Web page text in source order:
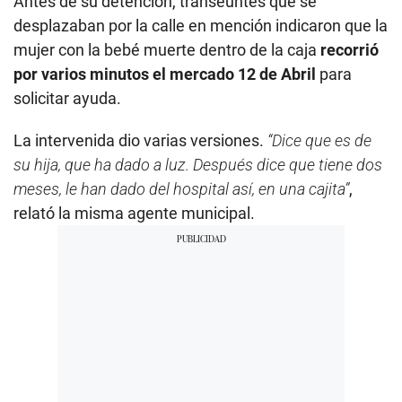
n
d
s
o
1
m
i
u
t
e
2
1
s
desplazaban por la calle en mención indicaron que la
mujer con la bebé muerte dentro de la caja recorrió
por varios minutos el mercado 12 de Abril para
solicitar ayuda.
La intervenida dio varias versiones. “Dice que es de
su hija, que ha dado a luz. Después dice que tiene dos
meses, le han dado del hospital así, en una cajita”,
relató la misma agente municipal.